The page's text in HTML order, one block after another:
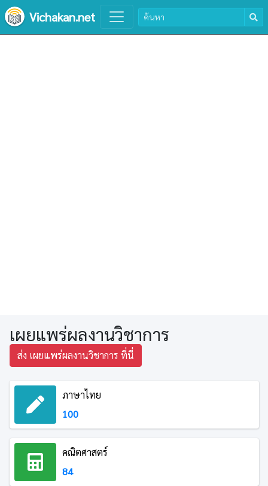
Vichakan.net
เผยแพร่ผลงานวิชาการ
ส่ง เผยแพร่ผลงานวิชาการ ที่นี่
ภาษาไทย
100
คณิตศาสตร์
84